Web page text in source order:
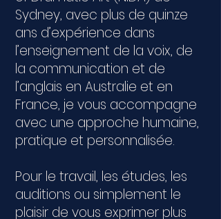
Sydney, avec plus de quinze
ans d’expérience dans
l’enseignement de la voix, de
la communication et de
l’anglais en Australie et en
France, je vous accompagne
avec une approche humaine,
pratique et personnalisée.
Pour le travail, les études, les
auditions ou simplement le
plaisir de vous exprimer plus